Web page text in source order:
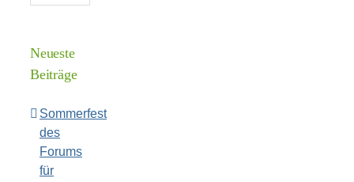
Neueste
Beiträge
Sommerfest
des
Forums
für